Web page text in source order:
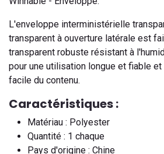
L'enveloppe interministérielle
transparent à ouverture latérale est
transparent robuste résistant à
pour une utilisation longue et fiable
facile du contenu.
Caractéristiques :
Matériau : Polyester
Quantité : 1 chaque
Pays d'origine : Chine